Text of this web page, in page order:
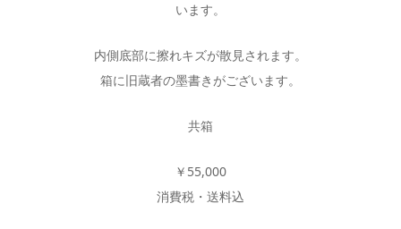
います。
内側底部に擦れキズが散見されます。
箱に旧蔵者の墨書きがございます。
共箱
￥55,000
消費税・送料込